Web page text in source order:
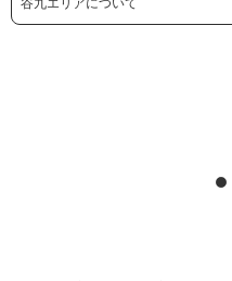
谷九エリアについて